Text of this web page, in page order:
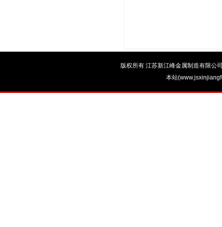
版权所有 江苏新江峰金属制造有限公
本站